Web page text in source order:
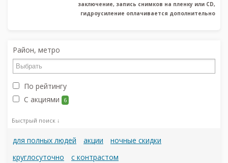
заключение, запись снимков на пленку или CD,
гидроусиление оплачивается дополнительно
Район, метро
По рейтингу
С акциями
6
Быстрый поиск ↓
для полных людей акции
ночные скидки
круглосуточно
с контрастом